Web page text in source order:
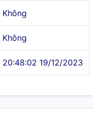
Không
Không
20:48:02 19/12/2023